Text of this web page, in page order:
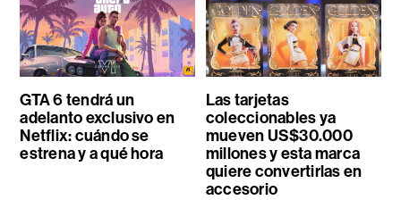
GTA 6 tendrá un
adelanto exclusivo en
Netflix: cuándo se
estrena y a qué hora
Las tarjetas
coleccionables ya
mueven US$30.000
millones y esta marca
quiere convertirlas en
accesorio